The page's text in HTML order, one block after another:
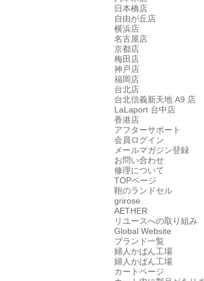
日本橋店
自由が丘店
横浜店
名古屋店
京都店
梅田店
神戸店
福岡店
台北店
台北信義新天地 A9 店
LaLaport 台中店
香港店
アフターサポート
会員ログイン
メールマガジン登録
お問い合わせ
修理について
TOPページ
鞄のランドセル
grirose
AETHER
リユースへの取り組み
Global Website
ブランド一覧
婦人かばん工場
婦人かばん工場
カートページ